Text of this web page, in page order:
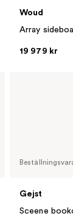
Woud
19 979 kr
Gejst
Sceene